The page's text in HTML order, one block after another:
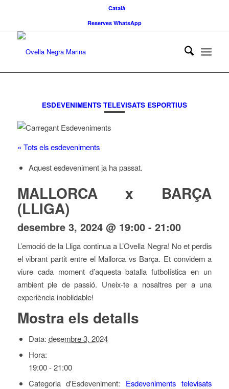
Català
Reserves WhatsApp
ESDEVENIMENTS TELEVISATS ESPORTIUS
« Tots els esdeveniments
Aquest esdeveniment ja ha passat.
MALLORCA x BARÇA
(LLIGA)
desembre 3, 2024 @ 19:00- 21:00
L’emoció de la Lliga continua a L’Ovella Negra! No et perdis
el vibrant partit entre el Mallorca vs Barça. Et convidem a
viure cada moment d’aquesta batalla futbolística en un
ambient ple de passió. Uneix-te a nosaltres per a una
experiència inoblidable!
Mostra els detalls
Data: desembre 3, 2024
Hora:
19:00 - 21:00
Categoria d'Esdeveniment:
Esdeveniments televisats